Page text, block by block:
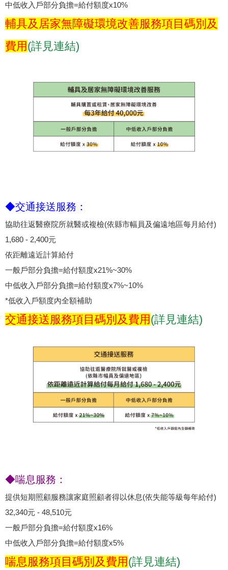
中低收入戶部分負擔=給付額度x10%
輔具及居家無障礙環境改善服務項目碼別及
費用 (詳見連結)
◆交通接送服務：
協助往返醫療院所就醫或複檢(依縣市幅員及偏遠地區每月給付)
1,680 - 2,400元
依距離遠近計算給付
一般戶部分負擔=給付額度x21%~30%
中低收入戶部分負擔=給付額度x7%~10%
*低收入戶額度內全額補助
交通接送服務項目碼別及費用 (詳見連結)
◆喘息服務：
提供短期照顧服務讓家庭照顧者得以休息(依失能等級每年給付)
32,340元 - 48,510元
一般戶部分負擔=給付額度x16%
中低收入戶部分負擔=給付額度x5%
喘息服務項目碼別及費用 (詳見連結)